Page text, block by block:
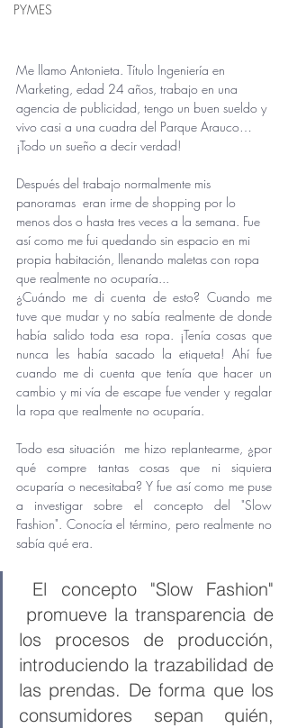
PYMES
Me llamo Antonieta. Título Ingeniería en
Marketing, edad 24 años, trabajo en una
agencia de publicidad, tengo un buen sueldo y
vivo casi a una cuadra del Parque Arauco…
¡Todo un sueño a decir verdad!
Después del trabajo normalmente mis
panoramas  eran irme de shopping por lo
menos dos o hasta tres veces a la semana. Fue
así como me fui quedando sin espacio en mi
propia habitación, llenando maletas con ropa
que realmente no ocuparía...
¿Cuándo me di cuenta de esto? Cuando me
tuve que mudar y no sabía realmente de donde
había salido toda esa ropa. ¡Tenía cosas que
nunca les había sacado la etiqueta! Ahí fue
cuando me di cuenta que tenía que hacer un
cambio y mi vía de escape fue vender y regalar
la ropa que realmente no ocuparía.
Todo esa situación  me hizo replantearme, ¿por
qué compre tantas cosas que ni siquiera
ocuparía o necesitaba? Y fue así como me puse
a investigar sobre el concepto del "Slow
Fashion". Conocía el término, pero realmente no
sabía qué era.
promueve la transparencia de
los procesos de producción,
introduciendo la trazabilidad de
las prendas. De forma que los
consumidores sepan quién,